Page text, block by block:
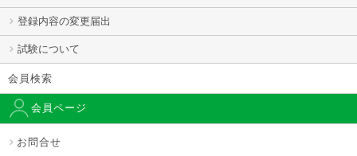
登録内容の変更届出
試験について
会員検索
会員ページ
お問合せ